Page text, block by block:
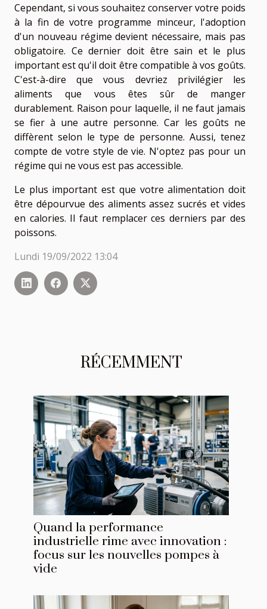
Cependant, si vous souhaitez conserver votre poids
à la fin de votre programme minceur, l'adoption
d'un nouveau régime devient nécessaire, mais pas
obligatoire. Ce dernier doit être sain et le plus
important est qu'il doit être compatible à vos goûts.
C'est-à-dire que vous devriez privilégier les
aliments que vous êtes sûr de manger
durablement. Raison pour laquelle, il ne faut jamais
se fier à une autre personne. Car les goûts ne
diffèrent selon le type de personne. Aussi, tenez
compte de votre style de vie. N'optez pas pour un
régime qui ne vous est pas accessible.
Le plus important est que votre alimentation doit
être dépourvue des aliments assez sucrés et vides
en calories. Il faut remplacer ces derniers par des
poissons.
Lundi 19/09/2022 13:04
RÉCEMMENT
Quand la performance
industrielle rime avec innovation :
focus sur les nouvelles pompes à
vide